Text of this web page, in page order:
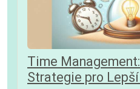
Time
Strategie pro